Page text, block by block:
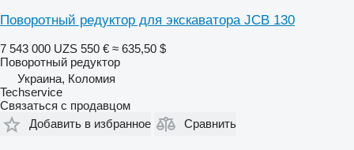
Поворотный редуктор для экскаватора JCB 130
7 543 000 UZS 550 € ≈ 635,50 $
Поворотный редуктор
Украина, Коломия
Techservice
Связаться с продавцом
Добавить в избранное
Сравнить